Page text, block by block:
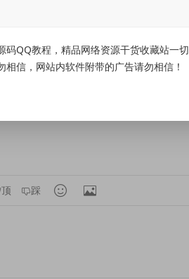
元
12-21
顶 踩  
QQ教程，精品网络资源干货收藏站
信，网站内软件附带的广告请勿相信！